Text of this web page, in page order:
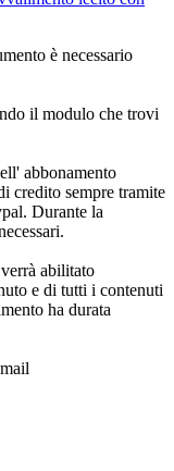
è necessario
il modulo che trovi
abbonamento
credito sempre tramite
Durante la
abilitato
e di tutti i contenuti
ha durata